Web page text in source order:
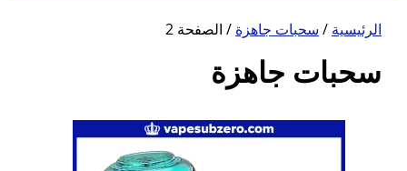
الرئيسية / سحبات جاهزة / الصفحة 2
سحبات جاهزة